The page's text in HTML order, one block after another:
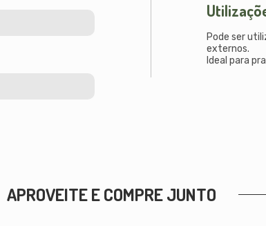
Pode ser
externos.
Ideal para
APROVEITE E COMPRE JUNTO